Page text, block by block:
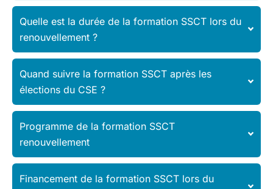
Quelle est la durée de la formation SSCT lors du
renouvellement ?
Quand suivre la formation SSCT après les
élections du CSE ?
Programme de la formation SSCT
renouvellement
Financement de la formation SSCT lors du